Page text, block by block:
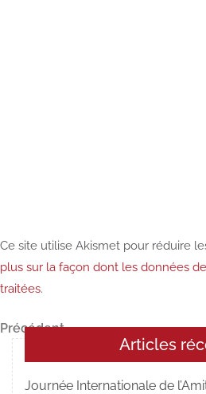
Ce site utilise Akismet pour réduire
plus sur la façon dont les données
traitées.
Navigation
de
l’article
Article
précédent
Précédent
Articles
Journée Internationale de